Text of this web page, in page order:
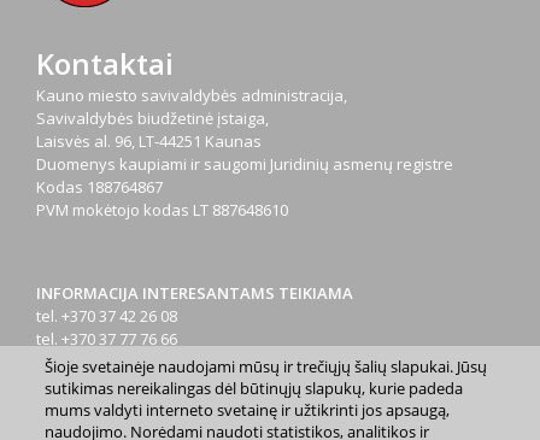
Kontaktai
Kauno miesto savivaldybės administracija,
Savivaldybės biudžetinė įstaiga,
Laisvės al. 96, LT-44251 Kaunas
Duomenys kaupiami ir saugomi Juridinių asmenų registre
Kodas 188764867
PVM mokėtojo kodas LT 887648610
INFORMACIJA INTERESANTAMS TEIKIAMA
tel. +370 37 42 26 08
tel. +370 37 77 76 66
tel. +370 660 07000
el. p.info@kaunas.lt
Šioje svetainėje naudojami mūsų ir trečiųjų šalių slapukai. Jūsų
sutikimas nereikalingas dėl būtinųjų slapukų, kurie padeda
mums valdyti interneto svetainę ir užtikrinti jos apsaugą,
naudojimo. Norėdami naudoti statistikos, analitikos ir